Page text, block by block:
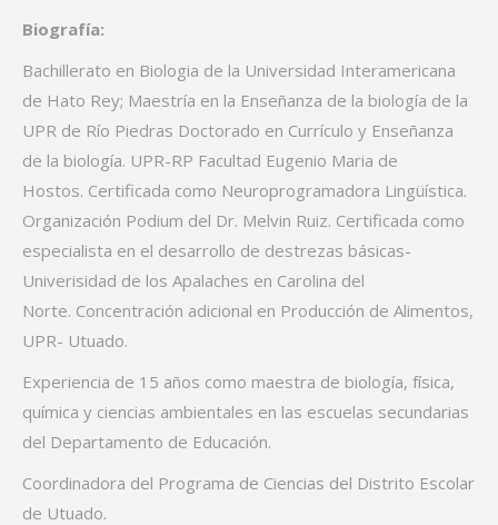
Biografía:
Bachillerato en Biologia de la Universidad Interamericana
de Hato Rey; Maestría en la Enseñanza de la biología de la
UPR de Río Piedras Doctorado en Currículo y Enseñanza
de la biología. UPR-RP Facultad Eugenio Maria de
Hostos. Certificada como Neuroprogramadora Lingüística.
Organización Podium del Dr. Melvin Ruiz. Certificada como
especialista en el desarrollo de destrezas básicas-
Univerisidad de los Apalaches en Carolina del
Norte. Concentración adicional en Producción de Alimentos,
UPR- Utuado.
Experiencia de 15 años como maestra de biología, física,
química y ciencias ambientales en las escuelas secundarias
del Departamento de Educación.
Coordinadora del Programa de Ciencias del Distrito Escolar
de Utuado.